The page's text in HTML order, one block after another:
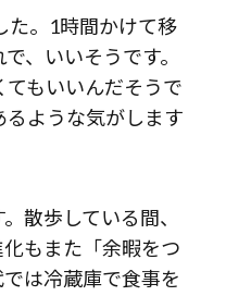
た。1時間かけて移
、いいそうです。
もいいんだそうで
ような気がします
散歩している間、
もまた「余暇をつ
は冷蔵庫で食事を